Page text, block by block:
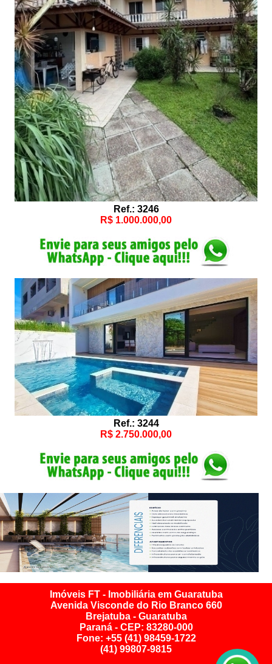
Ref.: 3246
R$ 1.000.000,00
Ref.: 3244
R$ 2.750.000,00
Imóveis FT - Imobiliária em Guaratuba
Avenida Visconde do Rio Branco 660
Brejatuba - Guaratuba
Paraná - CEP: 83280-000
Fone: +55 (41) 98459-1722
(41) 99807-9815